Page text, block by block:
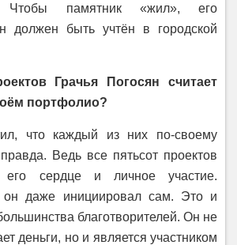
Чтобы памятник «жил», его
должен быть учтён в городской
Грачья Погосян считает
портфолио?
что каждый из них по-своему
Ведь все пятьсот проектов
сердце и личное участие.
он даже инициировал сам. Это и
благотворителей. Он не
деньги, но и является участником